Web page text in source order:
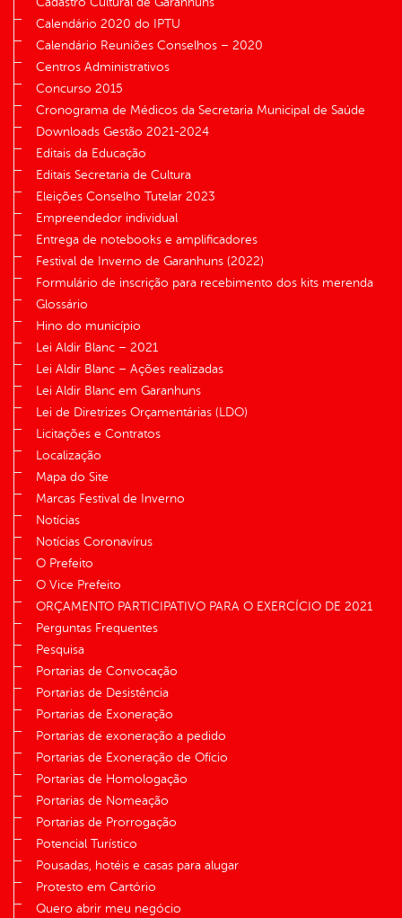
Calendário 2020 do IPTU
Calendário Reuniões Conselhos – 2020
Centros Administrativos
Concurso 2015
Cronograma de Médicos da Secretaria Municipal de Saúde
Downloads Gestão 2021-2024
Editais da Educação
Editais Secretaria de Cultura
Eleições Conselho Tutelar 2023
Empreendedor individual
Entrega de notebooks e amplificadores
Festival de Inverno de Garanhuns (2022)
Formulário de inscrição para recebimento dos kits merenda
Glossário
Hino do município
Lei Aldir Blanc – 2021
Lei Aldir Blanc – Ações realizadas
Lei Aldir Blanc em Garanhuns
Lei de Diretrizes Orçamentárias (LDO)
Licitações e Contratos
Localização
Mapa do Site
Marcas Festival de Inverno
Notícias
Notícias Coronavírus
O Prefeito
O Vice Prefeito
ORÇAMENTO PARTICIPATIVO PARA O EXERCÍCIO DE 2021
Perguntas Frequentes
Pesquisa
Portarias de Convocação
Portarias de Desistência
Portarias de Exoneração
Portarias de exoneração a pedido
Portarias de Exoneração de Ofício
Portarias de Homologação
Portarias de Nomeação
Portarias de Prorrogação
Potencial Turístico
Pousadas, hotéis e casas para alugar
Protesto em Cartório
Quero abrir meu negócio